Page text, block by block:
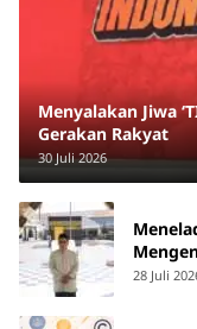
Menyalakan Jiwa
Gerakan Rakyat
30 Juli 2026
Yunus
28 Juli